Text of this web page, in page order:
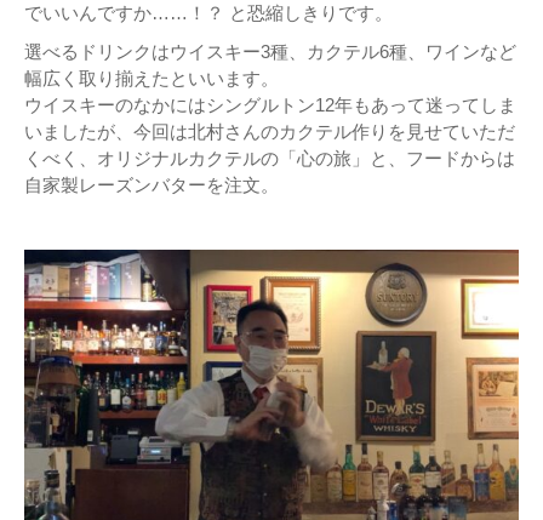
でいいんですか……！？ と恐縮しきりです。
選べるドリンクはウイスキー3種、カクテル6種、ワインなど
幅広く取り揃えたといいます。
ウイスキーのなかにはシングルトン12年もあって迷ってしま
いましたが、今回は北村さんのカクテル作りを見せていただ
くべく、オリジナルカクテルの「心の旅」と、フードからは
自家製レーズンバターを注文。